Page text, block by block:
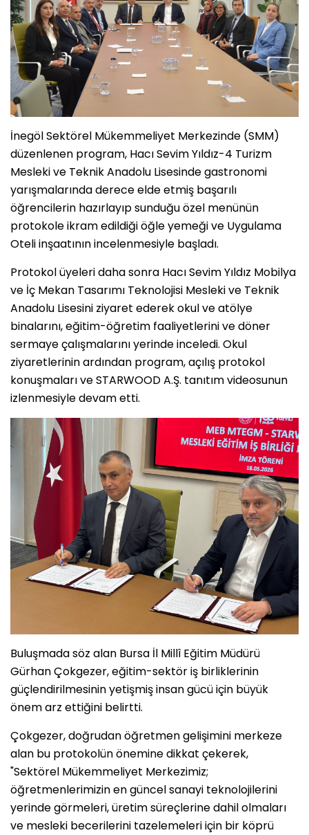
İnegöl Sektörel Mükemmeliyet Merkezinde (SMM)
düzenlenen program, Hacı Sevim Yıldız-4 Turizm
Mesleki ve Teknik Anadolu Lisesinde gastronomi
yarışmalarında derece elde etmiş başarılı
öğrencilerin hazırlayıp sunduğu özel menünün
protokole ikram edildiği öğle yemeği ve Uygulama
Oteli inşaatının incelenmesiyle başladı.
Protokol üyeleri daha sonra Hacı Sevim Yıldız Mobilya
ve İç Mekan Tasarımı Teknolojisi Mesleki ve Teknik
Anadolu Lisesini ziyaret ederek okul ve atölye
binalarını, eğitim-öğretim faaliyetlerini ve döner
sermaye çalışmalarını yerinde inceledi. Okul
ziyaretlerinin ardından program, açılış protokol
konuşmaları ve STARWOOD A.Ş. tanıtım videosunun
izlenmesiyle devam etti.
Buluşmada söz alan Bursa İl Millî Eğitim Müdürü
Gürhan Çokgezer, eğitim-sektör iş birliklerinin
güçlendirilmesinin yetişmiş insan gücü için büyük
önem arz ettiğini belirtti.
Çokgezer, doğrudan öğretmen gelişimini merkeze
alan bu protokolün önemine dikkat çekerek,
"Sektörel Mükemmeliyet Merkezimiz;
öğretmenlerimizin en güncel sanayi teknolojilerini
yerinde görmeleri, üretim süreçlerine dahil olmaları
ve mesleki becerilerini tazelemeleri için bir köprü